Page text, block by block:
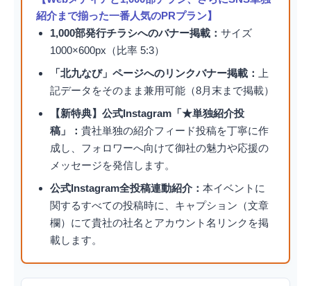
紹介まで揃った一番人気のPRプラン】
1,000部発行チラシへのバナー掲載： サイズ
1000×600px（比率 5:3）
「北九なび」ページへのリンクバナー掲載：
上
記データをそのまま兼用可能（8月末まで掲載）
【新特典】公式Instagram「★単独紹介投
稿」： 貴社単独の紹介フィード投稿を丁寧に作
成し、フォロワーへ向けて御社の魅力や応援の
メッセージを発信します。
公式Instagram全投稿連動紹介： 本イベントに
関するすべての投稿時に、キャプション（文章
欄）にて貴社の社名とアカウント名リンクを掲
載します。